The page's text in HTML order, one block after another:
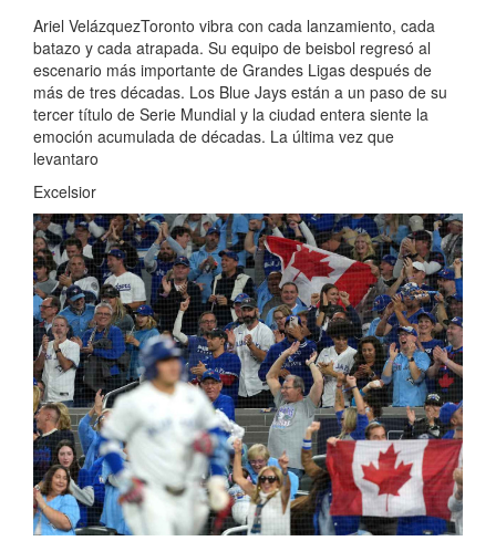
Ariel VelázquezToronto vibra con cada lanzamiento, cada
batazo y cada atrapada. Su equipo de beisbol regresó al
escenario más importante de Grandes Ligas después de
más de tres décadas. Los Blue Jays están a un paso de su
tercer título de Serie Mundial y la ciudad entera siente la
emoción acumulada de décadas. La última vez que
levantaro
Excelsior